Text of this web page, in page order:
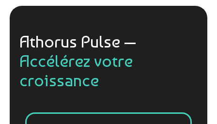
Athorus Pulse —
Accélérez votre
croissance